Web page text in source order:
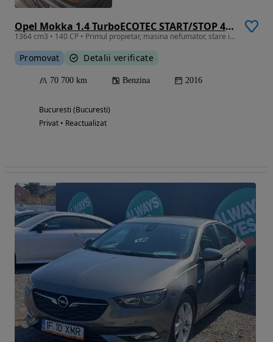
Opel Mokka 1.4 TurboECOTEC START/STOP 4x4 Drive
1364 cm3 • 140 CP • Primul propietar, masina nefumator, stare impecabila, cauciucuri noi .
Promovat Detalii verificate
70 700 km Benzina 2016
Bucuresti (Bucuresti)
Privat • Reactualizat